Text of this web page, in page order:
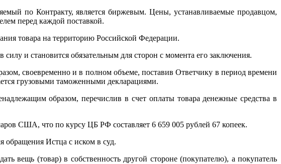
по Контракту, является биржевым. Цены, устанавливаемые продавцом,
перед каждой поставкой.
товара на территорию Российской Федерации.
и становится обязательным для сторон с момента его заключения.
своевременно и в полном объеме, поставив Ответчику в период времени
грузовыми таможенными декларациями.
образом, перечислив в счет оплаты товара денежные средства в
США, что по курсу ЦБ РФ составляет 6 659 005 рублей 67 копеек.
обращения Истца с иском в суд.
вещь (товар) в собственность другой стороне (покупателю), а покупатель